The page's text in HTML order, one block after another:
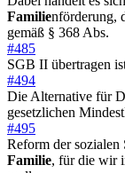
Familienförderung,
gemäß § 368 Abs.
#485
SGB II übertragen
#494
Die Alternative für
gesetzlichen
#495
Reform der sozialen
Familie, für die wir